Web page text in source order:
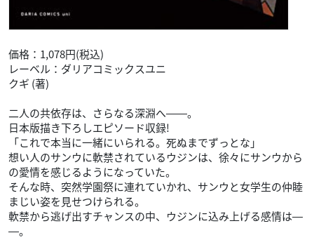
価格：1,078円(税込)
レーベル：ダリアコミックスユニ
クギ (著)
二人の共依存は、さらなる深淵へ――。
日本版描き下ろしエピソード収録!
「これで本当に一緒にいられる。死ぬまでずっとな」
想い人のサンウに軟禁されているウジンは、徐々にサンウから
の愛情を感じるようになっていた。
そんな時、突然学園祭に連れていかれ、サンウと女学生の仲睦
まじい姿を見せつけられる。
軟禁から逃げ出すチャンスの中、ウジンに込み上げる感情は―
―。